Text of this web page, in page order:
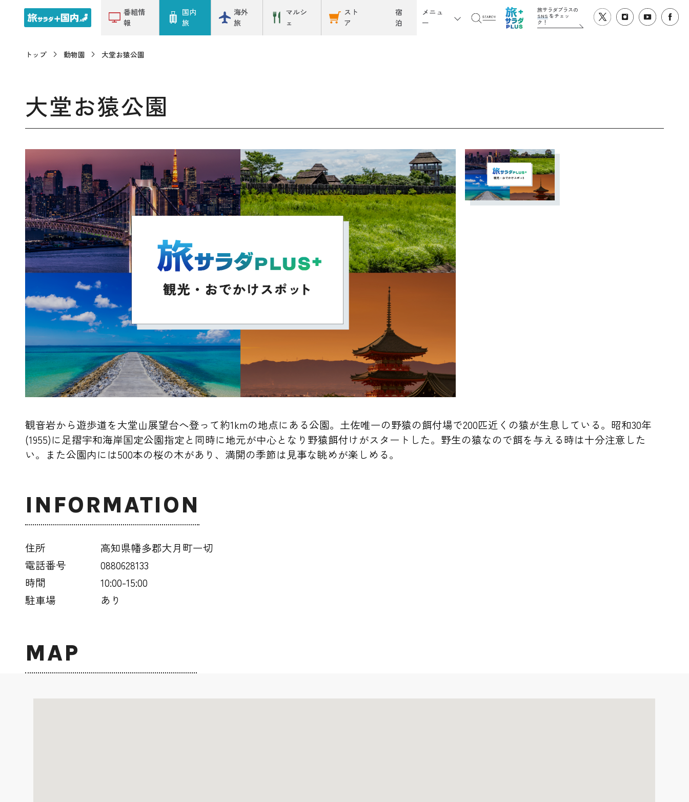
番組情
報
国内
旅
海外
旅
マルシ
ェ
スト
ア
宿
泊
メニュ
ー
旅サラダプラスの
SNSをチェッ
ク！
トップ 動物園 大堂お猿公園
大堂お猿公園
観音岩から遊歩道を大堂山展望台へ登って約1kmの地点にある公園。土佐唯一の野猿の餌付場で200匹近くの猿が生息している。昭和30年
(1955)に足摺宇和海岸国定公園指定と同時に地元が中心となり野猿餌付けがスタートした。野生の猿なので餌を与える時は十分注意した
い。また公園内には500本の桜の木があり、満開の季節は見事な眺めが楽しめる。
INFORMATION
住所
高知県幡多郡大月町一切
電話番号
0880628133
時間
10:00-15:00
駐車場
あり
MAP